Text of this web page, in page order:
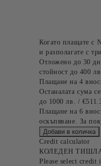
Когато плащате с
и разполагате с
Отложено до 30
стойност до 400
Плащане на 4
Останалата сума
до 1000 лв. /
Плащане на 6
оскъпяване. За
Credit calculator
КОЛЕДЕН
Please select credit